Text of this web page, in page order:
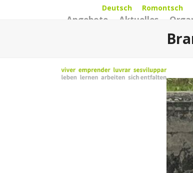
Deutsch Romontsch
Angebote Aktuelles